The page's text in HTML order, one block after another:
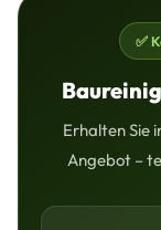
✅
Erhalten Sie
Angebot –